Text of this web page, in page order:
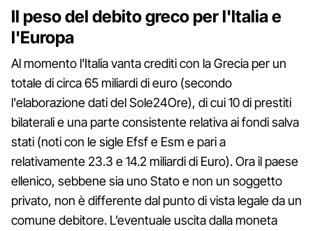
Il peso del debito greco per l'Italia e
l'Europa
Al momento l'Italia vanta crediti con la Grecia per un
totale di circa 65 miliardi di euro (secondo
l'elaborazione dati del Sole24Ore), di cui 10 di prestiti
bilaterali e una parte consistente relativa ai fondi salva
stati (noti con le sigle Efsf e Esm e pari a
relativamente 23.3 e 14.2 miliardi di Euro). Ora il paese
ellenico, sebbene sia uno Stato e non un soggetto
privato, non è differente dal punto di vista legale da un
comune debitore. L’eventuale uscita dalla moneta